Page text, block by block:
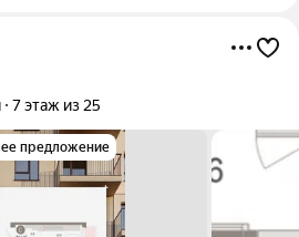
7 этаж из 25
предложение